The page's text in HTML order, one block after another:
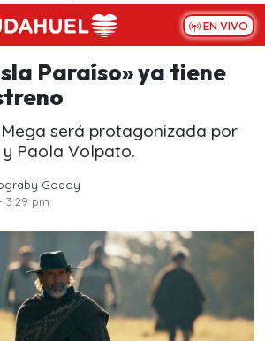
EN VIVO
Paraíso» ya tiene
será protagonizada por
Paola Volpato.
Godoy
3:29 pm